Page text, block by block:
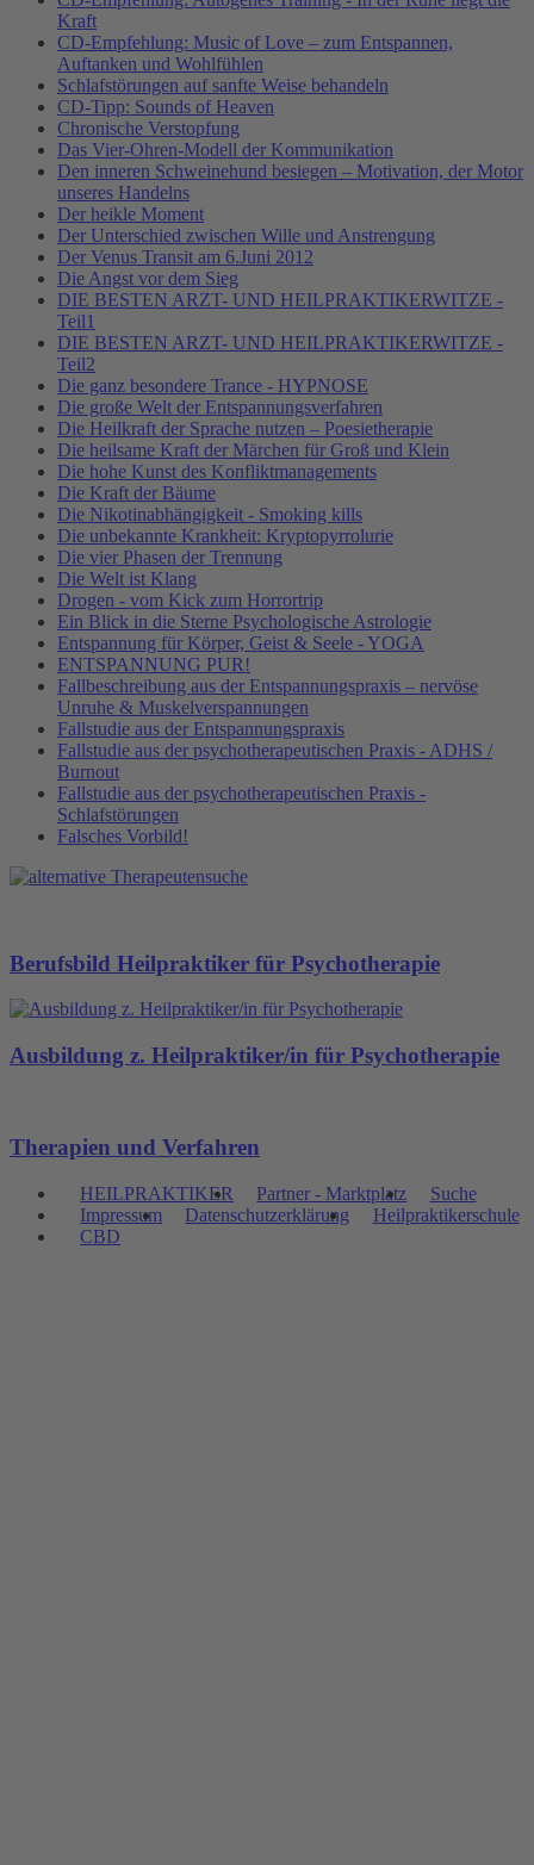
Kraft
CD-Empfehlung: Music of Love – zum Entspannen,
Auftanken und Wohlfühlen
Schlafstörungen auf sanfte Weise behandeln
CD-Tipp: Sounds of Heaven
Chronische Verstopfung
Das Vier-Ohren-Modell der Kommunikation
Den inneren Schweinehund besiegen – Motivation, der Motor
unseres Handelns
Der heikle Moment
Der Unterschied zwischen Wille und Anstrengung
Der Venus Transit am 6.Juni 2012
Die Angst vor dem Sieg
DIE BESTEN ARZT- UND HEILPRAKTIKERWITZE -
Teil1
DIE BESTEN ARZT- UND HEILPRAKTIKERWITZE -
Teil2
Die ganz besondere Trance - HYPNOSE
Die große Welt der Entspannungsverfahren
Die Heilkraft der Sprache nutzen – Poesietherapie
Die heilsame Kraft der Märchen für Groß und Klein
Die hohe Kunst des Konfliktmanagements
Die Kraft der Bäume
Die Nikotinabhängigkeit - Smoking kills
Die unbekannte Krankheit: Kryptopyrrolurie
Die vier Phasen der Trennung
Die Welt ist Klang
Drogen - vom Kick zum Horrortrip
Ein Blick in die Sterne Psychologische Astrologie
Entspannung für Körper, Geist & Seele - YOGA
ENTSPANNUNG PUR!
Fallbeschreibung aus der Entspannungspraxis – nervöse
Unruhe & Muskelverspannungen
Fallstudie aus der Entspannungspraxis
Fallstudie aus der psychotherapeutischen Praxis - ADHS /
Burnout
Fallstudie aus der psychotherapeutischen Praxis -
Schlafstörungen
Falsches Vorbild!
Berufsbild Heilpraktiker für Psychotherapie
Ausbildung z. Heilpraktiker/in für Psychotherapie
Therapien und Verfahren
HEILPRAKTIKER Partner - Marktplatz
Suche
Impressum
Datenschutzerklärung
Heilpraktikerschule
CBD